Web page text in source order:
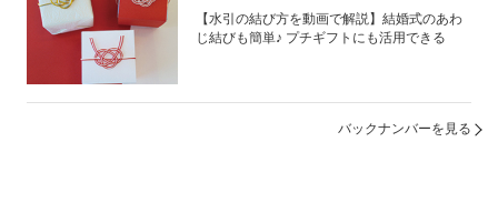
【水引の結び方を動画で解説】結婚式のあわ
じ結びも簡単♪ プチギフトにも活用できる
バックナンバーを見る